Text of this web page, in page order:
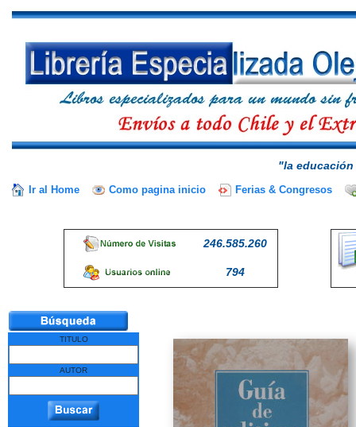
"la
Ir al Home Como pagina inicio Ferias & Congresos
246.585.260
794
TITULO
AUTOR